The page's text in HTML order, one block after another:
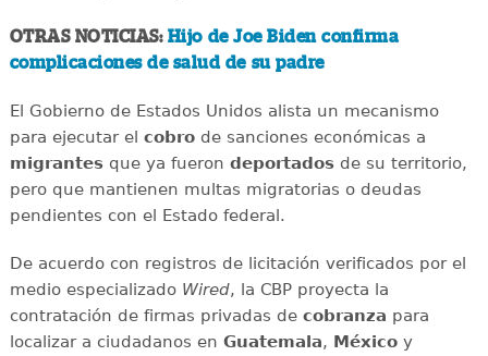
OTRAS NOTICIAS:Hijo de Joe Biden confirma
complicaciones de salud de su padre
El Gobierno de Estados Unidos alista un mecanismo
para ejecutar el cobrode sanciones económicas a
migrantesque ya fueron deportadosde su territorio,
pero que mantienen multas migratorias o deudas
pendientes con el Estado federal.
De acuerdo con registros de licitación verificados por el
medio especializado Wired, la CBP proyecta la
contratación de firmas privadas de cobranza para
localizar a ciudadanos en Guatemala, Méxicoy